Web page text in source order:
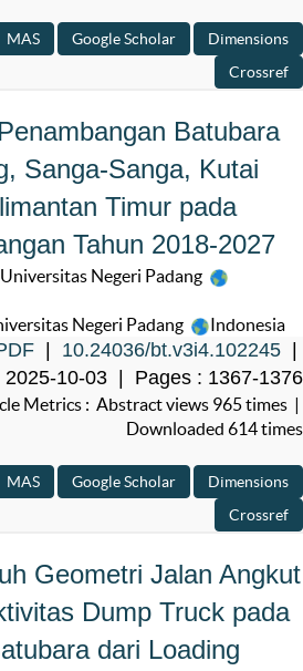
Batubara
Sanga-Sanga, Kutai
Timur pada
Tahun 2018-2027
Universitas Negeri Padang
Negeri Padang Indonesia
10.24036/bt.v3i4.102245
2025-10-03 | Pages : 1367-1376
Metrics : Abstract views 965 times |
Downloaded 614 times
Geometri Jalan Angkut
Dump Truck pada
dari Loading